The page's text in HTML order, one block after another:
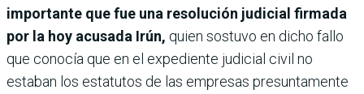
importante que fue una resolución judicial firmada
por la hoy acusada Irún, quien sostuvo en dicho fallo
que conocía que en el expediente judicial civil no
estaban los estatutos de las empresas presuntamente